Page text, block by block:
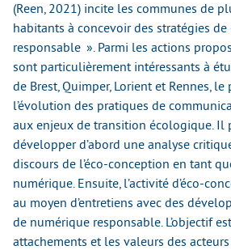
(Reen, 2021) incite les communes de
habitants à concevoir des stratégies
responsable ». Parmi les actions
sont particulièrement intéressants à
de Brest, Quimper, Lorient et Rennes,
l’évolution des pratiques de
aux enjeux de transition écologique. Il
développer d’abord une analyse
discours de l’éco-conception en tant
numérique. Ensuite, l’activité d’éco-
au moyen d’entretiens avec des
de numérique responsable. L’objectif
attachements et les valeurs des